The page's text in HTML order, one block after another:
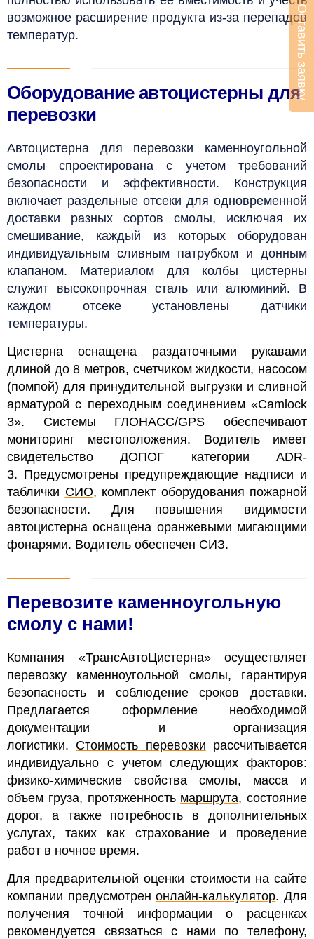
возможное расширение продукта из-за перепадов
температур.
Оборудование автоцистерны для
перевозки
Автоцистерна для перевозки каменноугольной
смолы спроектирована с учетом требований
безопасности и эффективности. Конструкция
включает раздельные отсеки для одновременной
доставки разных сортов смолы, исключая их
смешивание, каждый из которых оборудован
индивидуальным сливным патрубком и донным
клапаном. Материалом для колбы цистерны
служит высокопрочная сталь или алюминий. В
каждом отсеке установлены датчики
температуры.
Цистерна оснащена раздаточными рукавами
длиной до 8 метров, счетчиком жидкости, насосом
(помпой) для принудительной выгрузки и сливной
арматурой с переходным соединением «Camlock
3». Системы ГЛОНАСС/GPS обеспечивают
мониторинг местоположения. Водитель имеет
свидетельство ДОПОГ категории ADR-
3. Предусмотрены предупреждающие надписи и
таблички СИО, комплект оборудования пожарной
безопасности. Для повышения видимости
автоцистерна оснащена оранжевыми мигающими
фонарями. Водитель обеспечен СИЗ.
Перевозите каменноугольную
смолу с нами!
Компания «ТрансАвтоЦистерна» осуществляет
перевозку каменноугольной смолы, гарантируя
безопасность и соблюдение сроков доставки.
Предлагается оформление необходимой
документации и организация
логистики. Стоимость перевозки рассчитывается
индивидуально с учетом следующих факторов:
физико-химические свойства смолы, масса и
объем груза, протяженность маршрута, состояние
дорог, а также потребность в дополнительных
услугах, таких как страхование и проведение
работ в ночное время.
Для предварительной оценки стоимости на сайте
компании предусмотренонлайн-калькулятор. Для
получения точной информации о расценках
рекомендуется связаться с нами по телефону,
Оставить заявку